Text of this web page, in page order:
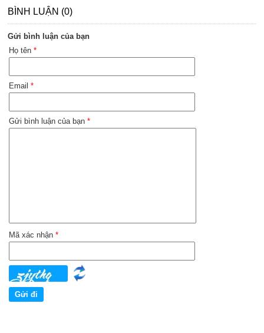
BÌNH LUẬN (0)
Gửi bình luận của bạn
Họ tên*
Email*
Gửi bình luận của bạn*
Mã xác nhận*